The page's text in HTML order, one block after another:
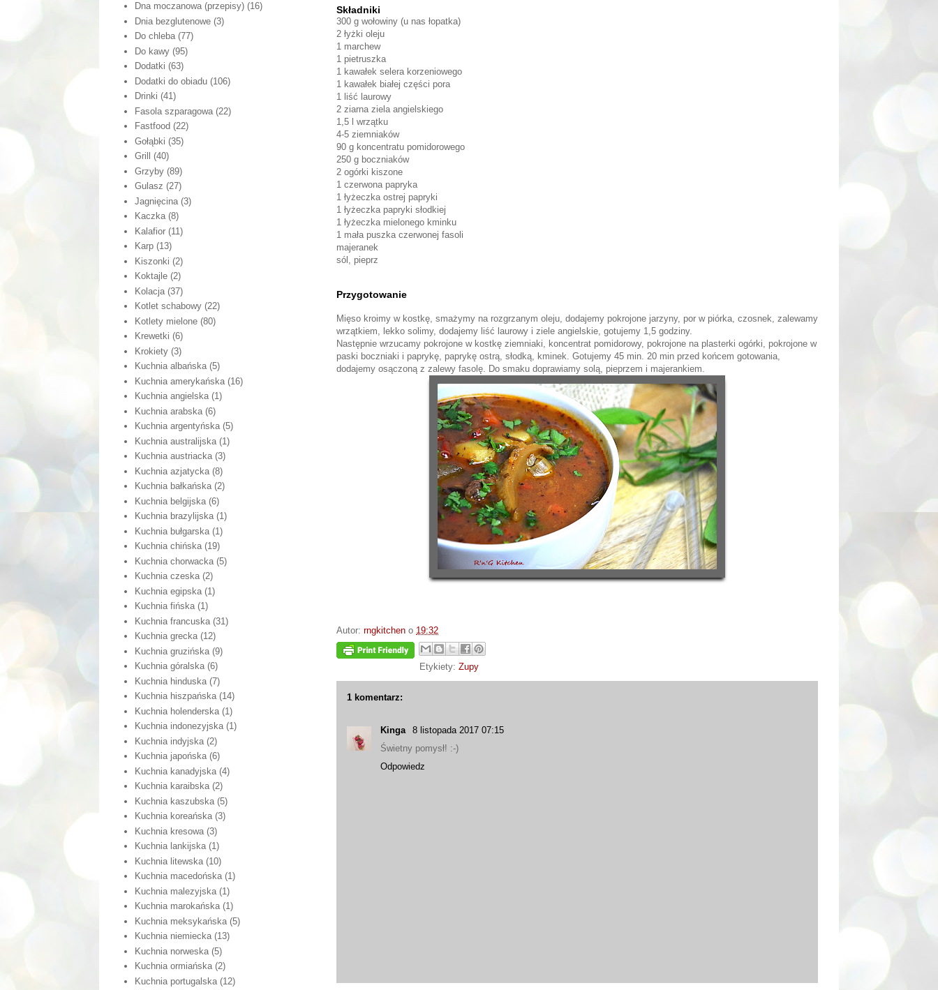
Składniki
300 g wołowiny (u nas łopatka)
2 łyżki oleju
1 marchew
1 pietruszka
1 kawałek selera korzeniowego
1 kawałek białej części pora
1 liść laurowy
2 ziarna ziela angielskiego
1,5 l wrzątku
4-5 ziemniaków
90 g koncentratu pomidorowego
250 g boczniaków
2 ogórki kiszone
1 czerwona papryka
1 łyżeczka ostrej papryki
1 łyżeczka papryki słodkiej
1 łyżeczka mielonego kminku
1 mała puszka czerwonej fasoli
majeranek
sól, pieprz
Przygotowanie
Mięso kroimy w kostkę, smażymy na rozgrzanym oleju, dodajemy pokrojone jarzyny, por w piórka, czosnek, zalewamy
wrzątkiem, lekko solimy, dodajemy liść laurowy i ziele angielskie, gotujemy 1,5 godziny.
Następnie wrzucamy pokrojone w kostkę ziemniaki, koncentrat pomidorowy, pokrojone na plasterki ogórki, pokrojone w
paski boczniaki i paprykę, paprykę ostrą, słodką, kminek. Gotujemy 45 min. 20 min przed końcem gotowania,
dodajemy osączoną z zalewy fasolę. Do smaku doprawiamy solą, pieprzem i majerankiem.
Autor: rngkitchen o 19:32
Etykiety: Zupy
1 komentarz:
Kinga 8 listopada 2017 07:15
Świetny pomysł! :-)
Odpowiedz
Dna moczanowa (przepisy) (16)
Dnia bezglutenowe (3)
Do chleba (77)
Do kawy (95)
Dodatki (63)
Dodatki do obiadu (106)
Drinki (41)
Fasola szparagowa (22)
Fastfood (22)
Gołąbki (35)
Grill
(40)
Grzyby (89)
Gulasz (27)
Jagnięcina (3)
Kaczka (8)
Kalafior (11)
Karp (13)
Kiszonki (2)
Koktajle (2)
Kolacja (37)
Kotlet schabowy (22)
Kotlety mielone (80)
Krewetki (6)
Krokiety (3)
Kuchnia albańska (5)
Kuchnia amerykańska (16)
Kuchnia angielska (1)
Kuchnia arabska (6)
Kuchnia argentyńska (5)
Kuchnia australijska (1)
Kuchnia austriacka (3)
Kuchnia azjatycka (8)
Kuchnia bałkańska (2)
Kuchnia belgijska (6)
Kuchnia brazylijska (1)
Kuchnia bułgarska (1)
Kuchnia chińska (19)
Kuchnia chorwacka (5)
Kuchnia czeska (2)
Kuchnia egipska (1)
Kuchnia fińska (1)
Kuchnia francuska (31)
Kuchnia grecka (12)
Kuchnia gruzińska (9)
Kuchnia góralska (6)
Kuchnia hinduska (7)
Kuchnia hiszpańska (14)
Kuchnia holenderska (1)
Kuchnia indonezyjska (1)
Kuchnia indyjska (2)
Kuchnia japońska (6)
Kuchnia kanadyjska (4)
Kuchnia karaibska (2)
Kuchnia kaszubska (5)
Kuchnia koreańska (3)
Kuchnia kresowa (3)
Kuchnia lankijska (1)
Kuchnia litewska (10)
Kuchnia macedońska (1)
Kuchnia malezyjska (1)
Kuchnia marokańska (1)
Kuchnia meksykańska (5)
Kuchnia niemiecka (13)
Kuchnia norweska (5)
Kuchnia ormiańska (2)
Kuchnia portugalska (12)